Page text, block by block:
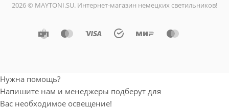
2026 © MAYTONI.SU. Интернет-магазин немецких светильников!
Нужна помощь?
Напишите нам и менеджеры подберут для
Вас необходимое освещение!